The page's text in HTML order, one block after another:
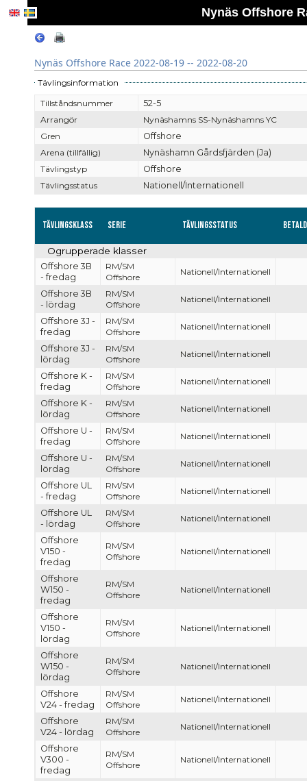
Nynäs Offshore
Nynäs Offshore Race 2022-08-19 -- 2022-08-20
Tävlingsinformation
Tillståndsnummer
52-5
Arrangör
Nynäshamns SS-Nynäshamns YC
Gren
Offshore
Arena (tillfällig)
Nynäshamn Gårdsfjärden (Ja)
Tävlingstyp
Offshore
Tävlingsstatus
Nationell/Internationell
Tävlingsklass Serie Tävlingsstatus
Ogrupperade klasser
Offshore 3B
- fredag
RM/SM
Offshore
Nationell/Internationell
Offshore 3B
- lördag
RM/SM
Offshore
Nationell/Internationell
Offshore 3J -
fredag
RM/SM
Offshore
Nationell/Internationell
Offshore 3J -
lördag
RM/SM
Offshore
Nationell/Internationell
Offshore K -
fredag
RM/SM
Offshore
Nationell/Internationell
Offshore K -
lördag
RM/SM
Offshore
Nationell/Internationell
Offshore U -
fredag
RM/SM
Offshore
Nationell/Internationell
Offshore U -
lördag
RM/SM
Offshore
Nationell/Internationell
Offshore UL
- fredag
RM/SM
Offshore
Nationell/Internationell
Offshore UL
- lördag
RM/SM
Offshore
Nationell/Internationell
Offshore
V150 -
fredag
RM/SM
Offshore
Nationell/Internationell
Offshore
W150 -
fredag
RM/SM
Offshore
Nationell/Internationell
Offshore
V150 -
lördag
RM/SM
Offshore
Nationell/Internationell
Offshore
W150 -
lördag
RM/SM
Offshore
Nationell/Internationell
Offshore
V24 - fredag
RM/SM
Offshore
Nationell/Internationell
Offshore
V24 - lördag
RM/SM
Offshore
Nationell/Internationell
Offshore
V300 -
fredag
RM/SM
Offshore
Nationell/Internationell